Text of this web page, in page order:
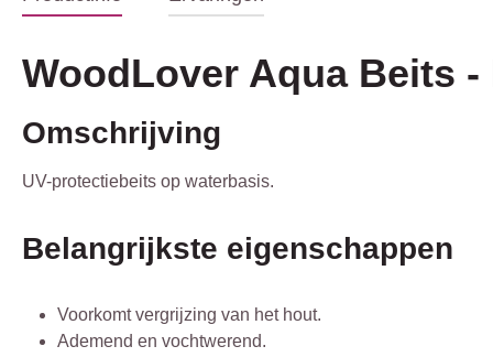
WoodLover Aqua Beits
Omschrijving
UV-protectiebeits op waterbasis.
Belangrijkste eigenschappen
Voorkomt vergrijzing van het hout.
Ademend en vochtwerend.